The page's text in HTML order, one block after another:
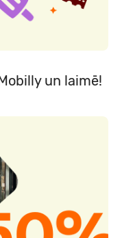
un laimē!